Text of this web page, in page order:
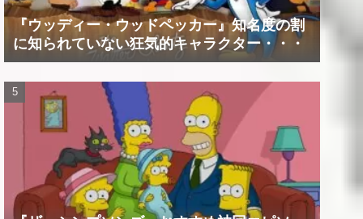
『ウッディー・ウッドペッカー』知名度の割
に知られていない狂気的キャラクター・・・